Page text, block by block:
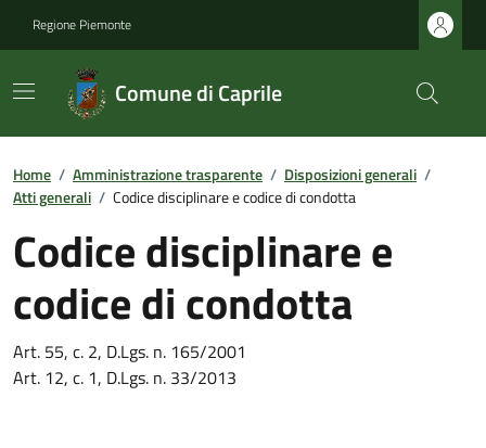
Regione Piemonte
Comune di Caprile
Home / Amministrazione trasparente / Disposizioni generali /
Atti generali / Codice disciplinare e codice di condotta
Codice disciplinare e
codice di condotta
Art. 55, c. 2, D.Lgs. n. 165/2001
Art. 12, c. 1, D.Lgs. n. 33/2013